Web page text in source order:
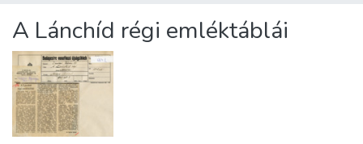
Statistics
About us
A Lánchíd régi emléktáblái